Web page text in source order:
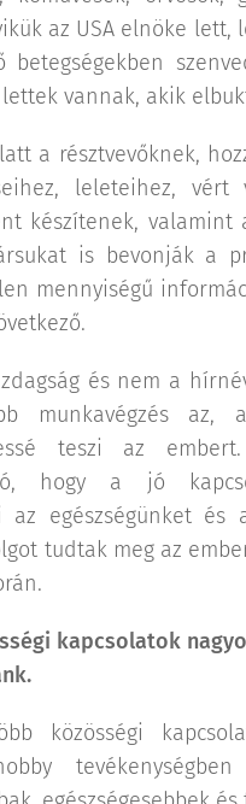
az USA elnöke lett,
betegségekben
vannak, akik
a résztvevőknek,
leleteihez,
készítenek, valamint
is bevonják a
mennyiségű
és nem a
munkavégzés az,
teszi az
hogy a jó
az egészségünket és
tudtak meg az
kapcsolatok
közösségi